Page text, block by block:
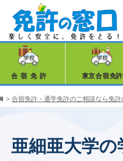
合宿免許 東京合宿免許
> 合宿免許・通学免許のご相談なら免許
亜細亜大学